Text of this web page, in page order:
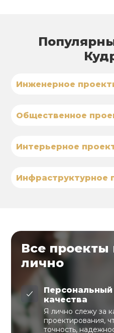
Инженерное
Общественное
Интерьерное
Инфраструктурное
Все
лично
качества
Я лично слежу за
проектирования,
точность,